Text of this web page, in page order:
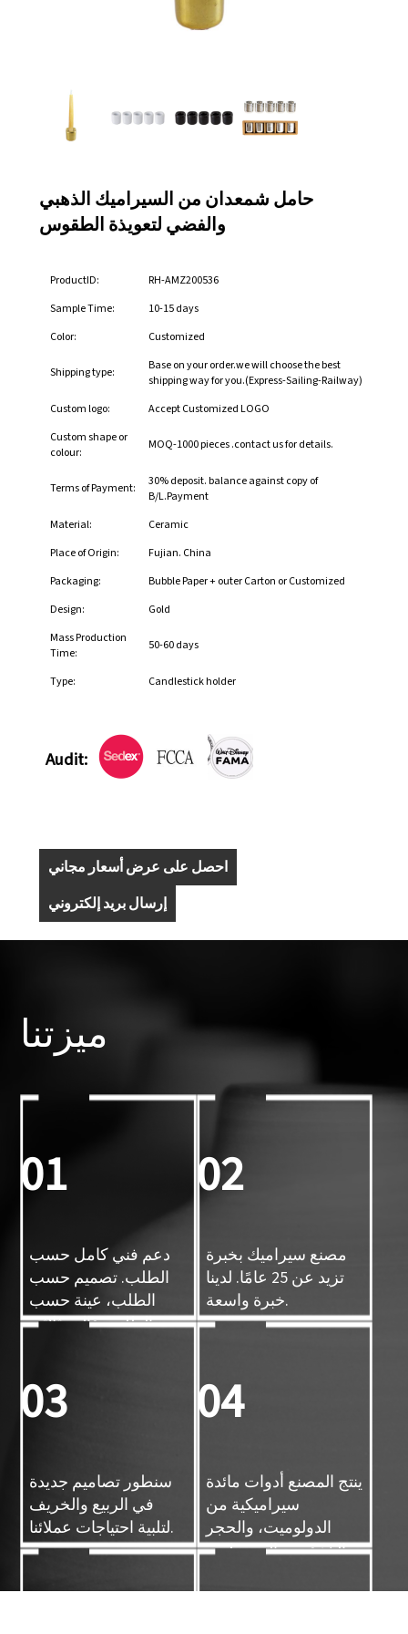
حامل شمعدان من السيراميك الذهبي
والفضي لتعويذة الطقوس
ProductID:
RH-AMZ200536
Sample Time:
10-15 days
Color:
Customized
Shipping type:
Base on your order.we will choose the best
shipping way for you.(Express-Sailing-Railway)
Custom logo:
Accept Customized LOGO
Custom shape or
colour:
MOQ-1000 pieces .contact us for details.
Terms of Payment:
30% deposit. balance against copy of
B/L.Payment
Material:
Ceramic
Place of Origin:
Fujian. China
Packaging:
Bubble Paper + outer Carton or Customized
Design:
Gold
Mass Production
Time:
50-60 days
Type: Candlestick holder
Audit:
احصل على عرض أسعار مجاني
إرسال بريد إلكتروني
ميزتنا
01
دعم فني كامل حسب
الطلب. تصميم حسب
الطلب، عينة حسب
الطلب، قالب ثلاثي
02
مصنع سيراميك بخبرة
تزيد عن 25 عامًا. لدينا
خبرة واسعة.
03
سنطور تصاميم جديدة
في الربيع والخريف
لتلبية احتياجات عملائنا.
04
ينتج المصنع أدوات مائدة
سيراميكية من
الدولوميت، والحجر
الخزفي، والبورسلين،
يدوية سيراميكية.